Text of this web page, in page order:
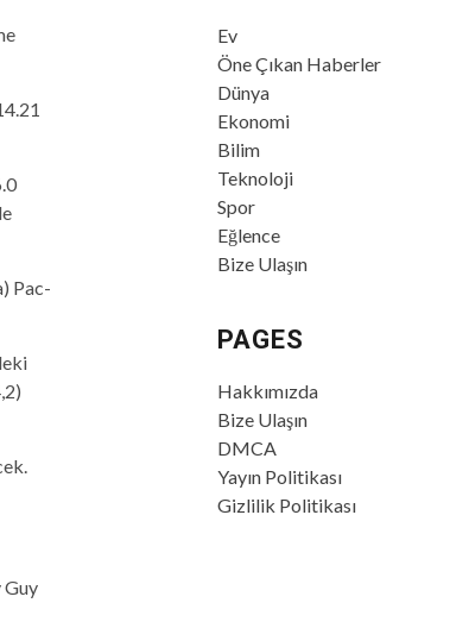
Pac-
Guy
Ev
Öne Çıkan Haberler
Dünya
Ekonomi
Bilim
Teknoloji
Spor
Eğlence
Bize Ulaşın
PAGES
Hakkımızda
Bize Ulaşın
DMCA
Yayın Politikası
Gizlilik Politikası